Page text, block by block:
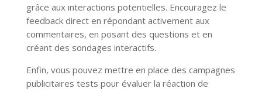
grâce aux interactions potentielles. Encouragez le
feedback direct en répondant activement aux
commentaires, en posant des questions et en
créant des sondages interactifs.
Enfin, vous pouvez mettre en place des campagnes
publicitaires tests pour évaluer la réaction de